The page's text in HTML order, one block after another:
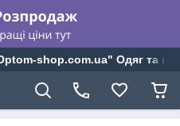
shop.com.ua" Одяг та